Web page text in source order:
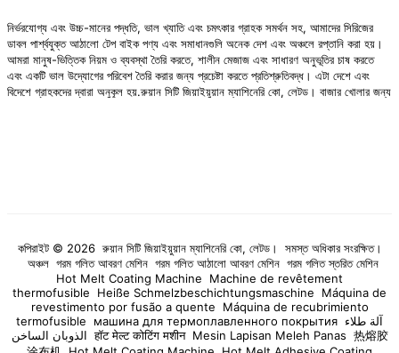
নির্ভরযোগ্য এবং উচ্চ-মানের পদ্ধতি, ভাল খ্যাতি এবং চমৎকার গ্রাহক সমর্থন সহ, আমাদের সিরিজের
ডাবল পার্শ্বযুক্ত আঠালো টেপ বাইক পণ্য এবং সমাধানগুলি অনেক দেশ এবং অঞ্চলে রপ্তানি করা হয়।
আমরা মানুষ-ভিত্তিক নিয়ম ও ব্যবস্থা তৈরি করতে, শালীন মেজাজ এবং সাধারণ অনুভূতির চাষ করতে
এবং একটি ভাল উদ্যোগের পরিবেশ তৈরি করার জন্য প্রচেষ্টা করতে প্রতিশ্রুতিবদ্ধ। এটা দেশে এবং
বিদেশে গ্রাহকদের দ্বারা অনুকূল হয়.রুয়ান সিটি জিয়াইয়ুয়ান ম্যাশিনেরি কো, লেটড। বাজার খোলার জন্য
কপিরাইট © 2026 রুয়ান সিটি জিয়াইয়ুয়ান ম্যাশিনেরি কো, লেটড। সমস্ত অধিকার সংরক্ষিত।
অঞ্চল গরম গলিত আবরণ মেশিন গরম গলিত আঠালো আবরণ মেশিন গরম গলিত স্তরিত মেশিন
Hot Melt Coating Machine
Machine de revêtement
thermofusible
Heiße Schmelzbeschichtungsmaschine
Máquina de
revestimento por fusão a quente
Máquina de recubrimiento
termofusible
машина для термоплавленного покрытия آلة طلاء
الذوبان الساخن हॉट मेल्ट कोटिंग मशीन Mesin Lapisan Meleh Panas 热熔胶